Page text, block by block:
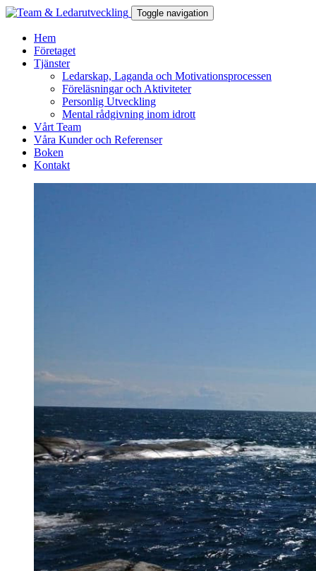
Toggle navigation
Hem
Företaget
Tjänster
Ledarskap, Laganda och Motivationsprocessen
Föreläsningar och Aktiviteter
Personlig Utveckling
Mental rådgivning inom idrott
Vårt Team
Våra Kunder och Referenser
Boken
Kontakt